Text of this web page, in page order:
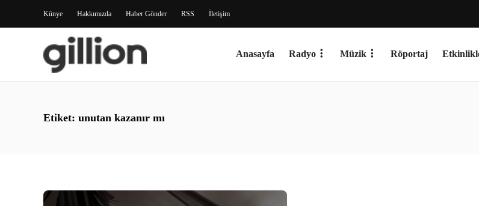
Künye Hakkımızda Haber Gönder RSS İletişim
Anasayfa Radyo Müzik Röportaj
Etiket: unutan kazanır mı